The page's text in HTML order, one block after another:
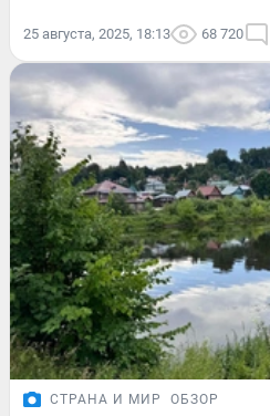
25 августа, 2025, 18:13 68 720
СТРАНА И МИР ОБЗОР